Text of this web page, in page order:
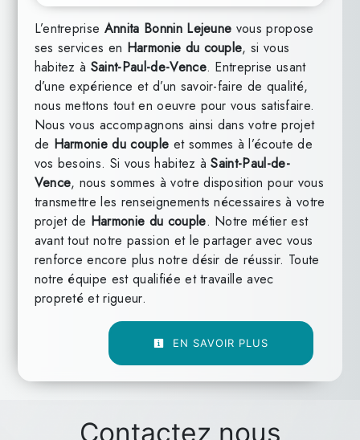
L’entreprise Annita Bonnin Lejeune vous propose
ses services en Harmonie du couple, si vous
habitez à Saint-Paul-de-Vence. Entreprise usant
d’une expérience et d’un savoir-faire de qualité,
nous mettons tout en oeuvre pour vous satisfaire.
Nous vous accompagnons ainsi dans votre projet
de Harmonie du couple et sommes à l’écoute de
vos besoins. Si vous habitez àSaint-Paul-de-
Vence, nous sommes à votre disposition pour vous
transmettre les renseignements nécessaires à votre
projet de Harmonie du couple. Notre métier est
avant tout notre passion et le partager avec vous
renforce encore plus notre désir de réussir. Toute
notre équipe est qualifiée et travaille avec
propreté et rigueur.
EN SAVOIR PLUS
Contactez nous